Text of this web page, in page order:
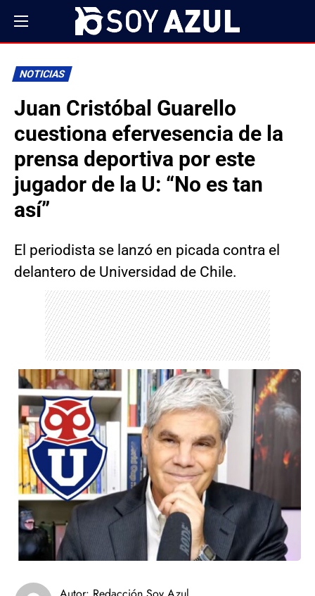
NOTICIAS
Juan Cristóbal Guarello
cuestiona efervesencia de la
prensa deportiva por este
jugador de la U: “No es tan
así”
El periodista se lanzó en picada contra el
delantero de Universidad de Chile.